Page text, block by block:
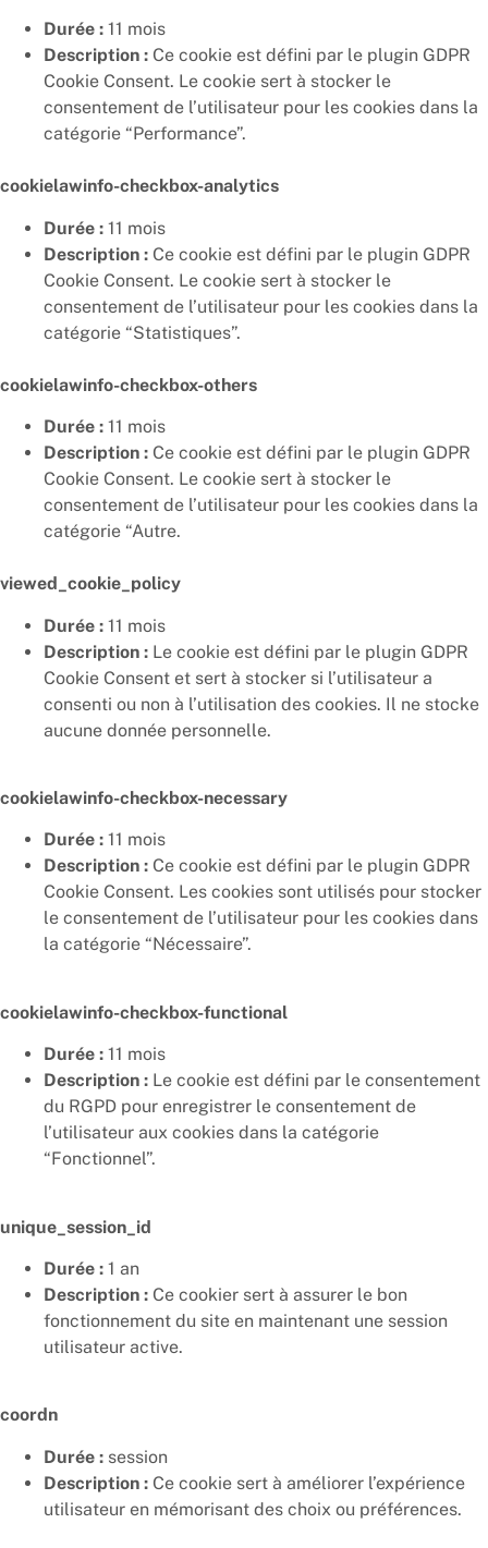
Durée : 11 mois
Description : Ce cookie est défini par le plugin GDPR
Cookie Consent. Le cookie sert à stocker le
consentement de l’utilisateur pour les cookies dans la
catégorie “Performance”.
cookielawinfo-checkbox-analytics
Durée : 11 mois
Description : Ce cookie est défini par le plugin GDPR
Cookie Consent. Le cookie sert à stocker le
consentement de l’utilisateur pour les cookies dans la
catégorie “Statistiques”.
cookielawinfo-checkbox-others
Durée : 11 mois
Description : Ce cookie est défini par le plugin GDPR
Cookie Consent. Le cookie sert à stocker le
consentement de l’utilisateur pour les cookies dans la
catégorie “Autre.
viewed_cookie_policy
Durée : 11 mois
Description : Le cookie est défini par le plugin GDPR
Cookie Consent et sert à stocker si l’utilisateur a
consenti ou non à l’utilisation des cookies. Il ne stocke
aucune donnée personnelle.
cookielawinfo-checkbox-necessary
Durée : 11 mois
Description : Ce cookie est défini par le plugin GDPR
Cookie Consent. Les cookies sont utilisés pour stocker
le consentement de l’utilisateur pour les cookies dans
la catégorie “Nécessaire”.
cookielawinfo-checkbox-functional
Durée : 11 mois
Description : Le cookie est défini par le consentement
du RGPD pour enregistrer le consentement de
l’utilisateur aux cookies dans la catégorie
“Fonctionnel”.
unique_session_id
Durée : 1 an
Description : Ce cookier sert à assurer le bon
fonctionnement du site en maintenant une session
utilisateur active.
coordn
Durée : session
Description : Ce cookie sert à améliorer l’expérience
utilisateur en mémorisant des choix ou préférences.